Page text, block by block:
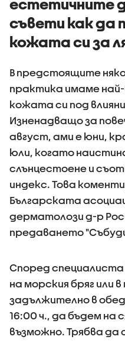
естетичните
съвети как да
кожата си за
В предстоящите
практика имаме
кожата си под
Изненадващо за
август, ами е юни,
юли, когато
слънцестоене и
индекс. Това
Българската
дерматолози д-р
предаването "Събуди
Според
на морския бряг или
задължително в
16:00 ч., да бъдем на
възможно. Трябва да